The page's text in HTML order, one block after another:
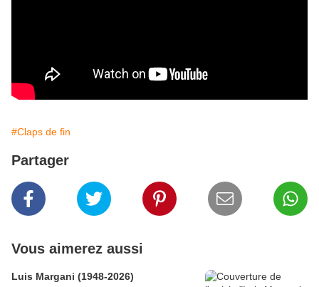
#Claps de fin
Partager
Vous aimerez aussi
Luis Margani (1948-2026)